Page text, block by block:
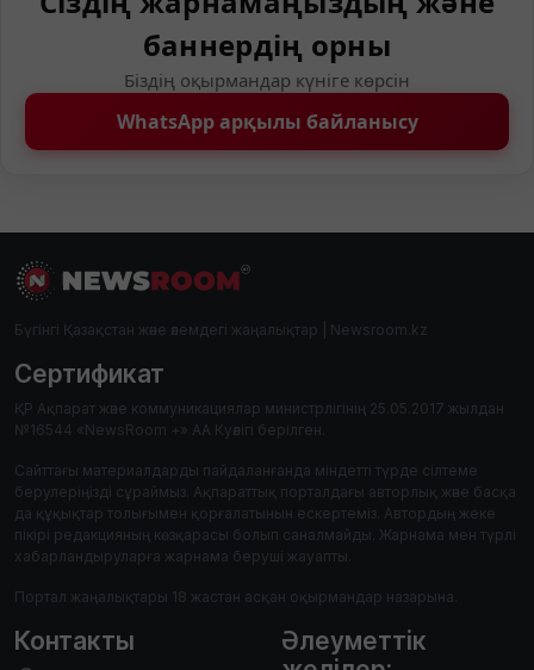
баннердің орны
Біздің оқырмандар күніге көрсін
WhatsApp арқылы байланысу
Бүгінгі Қазақстан және әлемдегі жаңалықтар | Newsroom.kz
Сертификат
ҚР Ақпарат және коммуникациялар министрлігінің 25.05.2017 жылдан
№16544 «NewsRoom +» АА Куәлігі берілген.
Сайттағы материалдарды пайдаланғанда міндетті түрде сілтеме
берулеріңізді сұраймыз. Ақпараттық порталдағы авторлық және басқа
да құқықтар толығымен қорғалатынын ескертеміз. Автордың жеке
пікірі редакцияның көзқарасы болып саналмайды. Жарнама мен түрлі
хабарландыруларға жарнама беруші жауапты.
Портал жаңалықтары 18 жастан асқан оқырмандар назарына.
Контакты
Әлеуметтік